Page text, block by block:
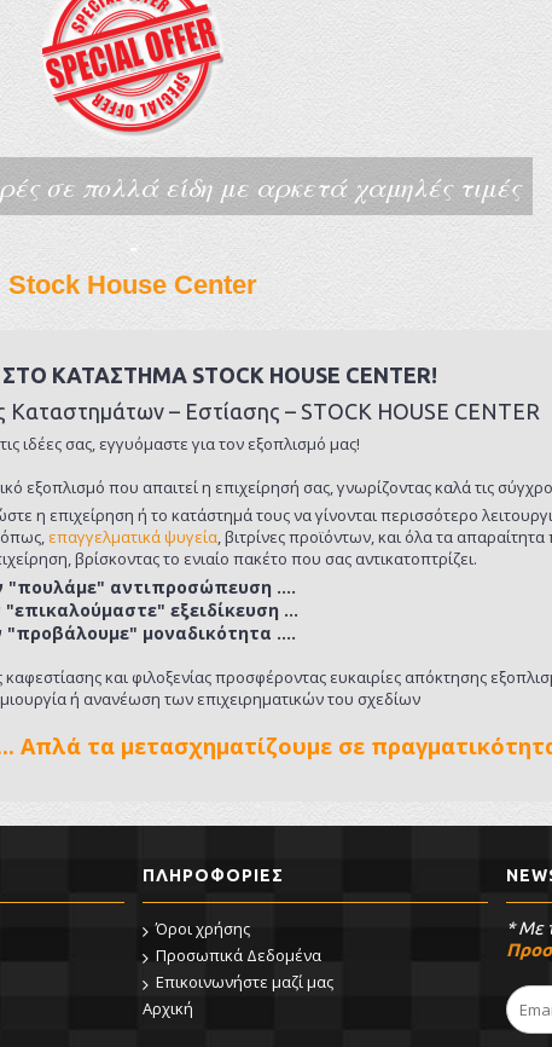
σε πολλά είδη με αρκετά χαμηλές τιμές
-
Stock House Center
ΚΑΤΑΣΤΗΜΑ STOCK HOUSE CENTER!
Καταστημάτων – Εστίασης – STOCK HOUSE CENTER
ιδέες σας, εγγυόμαστε για τον εξοπλισμό μας!
εξοπλισμό που απαιτεί η επιχείρησή σας, γνωρίζοντας καλά τις
η επιχείρηση ή το κατάστημά τους να γίνονται περισσότερο
όπως, επαγγελματικά ψυγεία, βιτρίνες προϊόντων, και όλα τα
βρίσκοντας το ενιαίο πακέτο που σας αντικατοπτρίζει.
"πουλάμε" αντιπροσώπευση ....
"επικαλούμαστε" εξειδίκευση ...
"προβάλουμε" μοναδικότητα ....
και φιλοξενίας προσφέροντας ευκαιρίες απόκτησης
ή ανανέωση των επιχειρηματικών του σχεδίων
Απλά τα μετασχηματίζουμε σε
ΠΛΗΡΟΦΟΡΊΕΣ
Όροι χρήσης
Προσωπικά Δεδομένα
Επικοινωνήστε μαζί μας
Αρχική
* Με